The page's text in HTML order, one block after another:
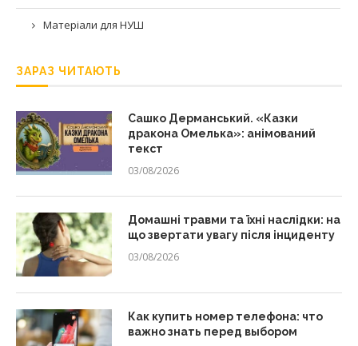
Матеріали для НУШ
ЗАРАЗ ЧИТАЮТЬ
Сашко Дерманський. «Казки
дракона Омелька»: анімований
текст
03/08/2026
Домашні травми та їхні наслідки: на
що звертати увагу після інциденту
03/08/2026
Как купить номер телефона: что
важно знать перед выбором